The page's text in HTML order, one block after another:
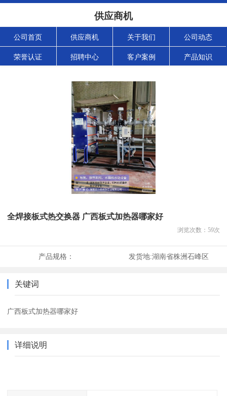
供应商机
公司首页 供应商机 关于我们 公司动态
荣誉认证 招聘中心 客户案例 产品知识
全焊接板式热交换器 广西板式加热器哪家好
浏览次数： 59次
产品规格： 发货地:湖南省株洲石峰区
关键词
广西板式加热器哪家好
详细说明